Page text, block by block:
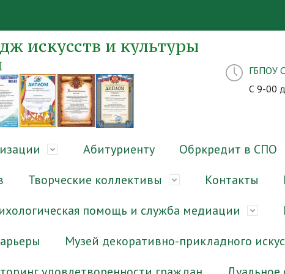
искусств и культуры
ГБПОУ
С 9-00
Абитуриенту Обркредит в СПО
Творческие коллективы Контакты
помощь и служба медиации
Музей декоративно-прикладного